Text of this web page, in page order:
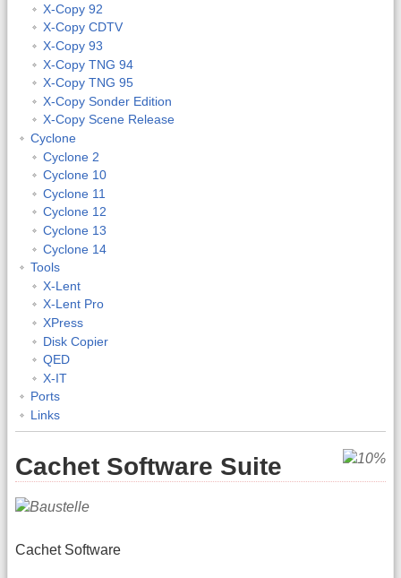
X-Copy 92
X-Copy CDTV
X-Copy 93
X-Copy TNG 94
X-Copy TNG 95
X-Copy Sonder Edition
X-Copy Scene Release
Cyclone
Cyclone 2
Cyclone 10
Cyclone 11
Cyclone 12
Cyclone 13
Cyclone 14
Tools
X-Lent
X-Lent Pro
XPress
Disk Copier
QED
X-IT
Ports
Links
Cachet Software Suite
Cachet Software